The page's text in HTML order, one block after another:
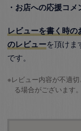
・お店への応援コメ
レビューを書く時
のレビューを頂けま
です。
※レビュー内容が不適
る場合がございます。